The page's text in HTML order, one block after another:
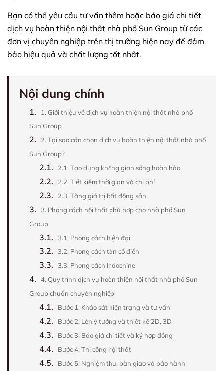
Bạn có thể yêu cầu tư vấn thêm hoặc báo giá chi tiết
dịch vụ hoàn thiện nội thất nhà phố Sun Group từ các
đơn vị chuyên nghiệp trên thị trường hiện nay để đảm
bảo hiệu quả và chất lượng tốt nhất.
Nội dung chính
1.
1. Giới thiệu về dịch vụ hoàn thiện nội thất nhà phố
Sun Group
2.
2. Tại sao cần chọn dịch vụ hoàn thiện nội thất nhà phố
Sun Group?
2.1. 2.1. Tạo dựng không gian sống hoàn hảo
2.2. 2.2. Tiết kiệm thời gian và chi phí
2.3. 2.3. Tăng giá trị bất động sản
3.
3. Phong cách nội thất phù hợp cho nhà phố Sun
Group
3.1. 3.1. Phong cách hiện đại
3.2. 3.2. Phong cách tân cổ điển
3.3. 3.3. Phong cách Indochine
4.
4. Quy trình dịch vụ hoàn thiện nội thất nhà phố Sun
Group chuẩn chuyên nghiệp
4.1. Bước 1: Khảo sát hiện trạng và tư vấn
4.2. Bước 2: Lên ý tưởng và thiết kế 2D, 3D
4.3. Bước 3: Báo giá chi tiết và ký hợp đồng
4.4. Bước 4: Thi công nội thất
4.5. Bước 5: Nghiệm thu, bàn giao và bảo hành